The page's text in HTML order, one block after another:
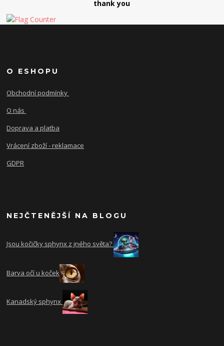
thank you
O ESHOPU
Obchodní podmínky
O nás
Doprava a platba
Vrácení zboží - reklamace
GDPR
NEJČTENĚJŠÍ NA BLOGU
Jsou kočičky sphynx z jného světa?
Barva očí u koček
Kanadský sphynx